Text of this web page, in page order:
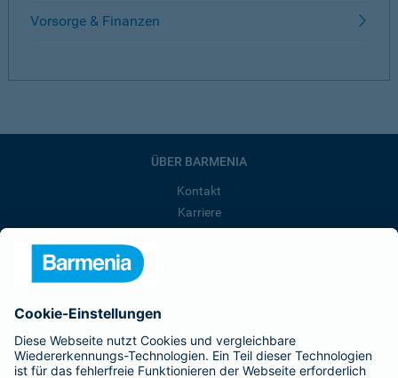
Vorsorge & Finanzen
ÜBER BARMENIA
Kontakt
Karriere
Barmenia ist Teil der BarmeniaGothaer
BELIEBTE SEITEN